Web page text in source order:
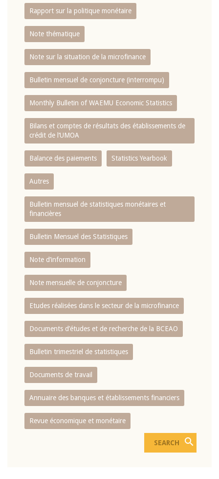
Rapport sur la politique monétaire
Note thématique
Note sur la situation de la microfinance
Bulletin mensuel de conjoncture (interrompu)
Monthly Bulletin of WAEMU Economic Statistics
Bilans et comptes de résultats des établissements de
crédit de l‘UMOA
Balance des paiements Statistics Yearbook
Autres
Bulletin mensuel de statistiques monétaires et
financières
Bulletin Mensuel des Statistiques
Note d’information
Note mensuelle de conjoncture
Etudes réalisées dans le secteur de la microfinance
Documents d’études et de recherche de la BCEAO
Bulletin trimestriel de statistiques
Documents de travail
Annuaire des banques et établissements financiers
Revue économique et monétaire